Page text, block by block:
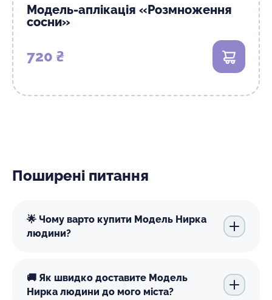
Модель-аплікація «Розмноження
сосни»
720 ₴ В кошик
Поширені питання
🌟 Чому варто купити Модель Нирка
людини?
🚚 Як швидко доставите Модель
Нирка людини до мого міста?